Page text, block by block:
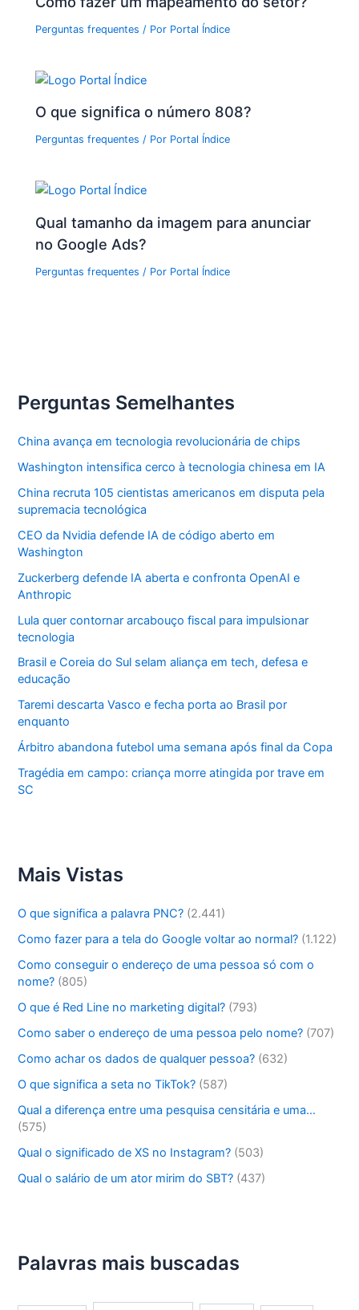
Perguntas frequentes / Por Portal Índice
O que significa o número 808?
Perguntas frequentes / Por Portal Índice
Qual tamanho da imagem para anunciar
no Google Ads?
Perguntas frequentes / Por Portal Índice
Perguntas Semelhantes
China avança em tecnologia revolucionária de chips
Washington intensifica cerco à tecnologia chinesa em IA
China recruta 105 cientistas americanos em disputa pela
supremacia tecnológica
CEO da Nvidia defende IA de código aberto em
Washington
Zuckerberg defende IA aberta e confronta OpenAI e
Anthropic
Lula quer contornar arcabouço fiscal para impulsionar
tecnologia
Brasil e Coreia do Sul selam aliança em tech, defesa e
educação
Taremi descarta Vasco e fecha porta ao Brasil por
enquanto
Árbitro abandona futebol uma semana após final da Copa
Tragédia em campo: criança morre atingida por trave em
SC
Mais Vistas
O que significa a palavra PNC? (2.441)
Como fazer para a tela do Google voltar ao normal? (1.122)
Como conseguir o endereço de uma pessoa só com o
nome? (805)
O que é Red Line no marketing digital? (793)
Como saber o endereço de uma pessoa pelo nome? (707)
Como achar os dados de qualquer pessoa? (632)
O que significa a seta no TikTok? (587)
Qual a diferença entre uma pesquisa censitária e uma…
(575)
Qual o significado de XS no Instagram? (503)
Qual o salário de um ator mirim do SBT? (437)
Palavras mais buscadas